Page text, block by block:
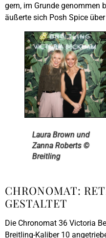
gern, im Grunde genommen
äußerte sich Posh Spice
Laura Brown und
Zanna Roberts ©
Breitling
CHRONOMAT:
GESTALTET
Die Chronomat 36 Victoria
Breitling-Kaliber 10